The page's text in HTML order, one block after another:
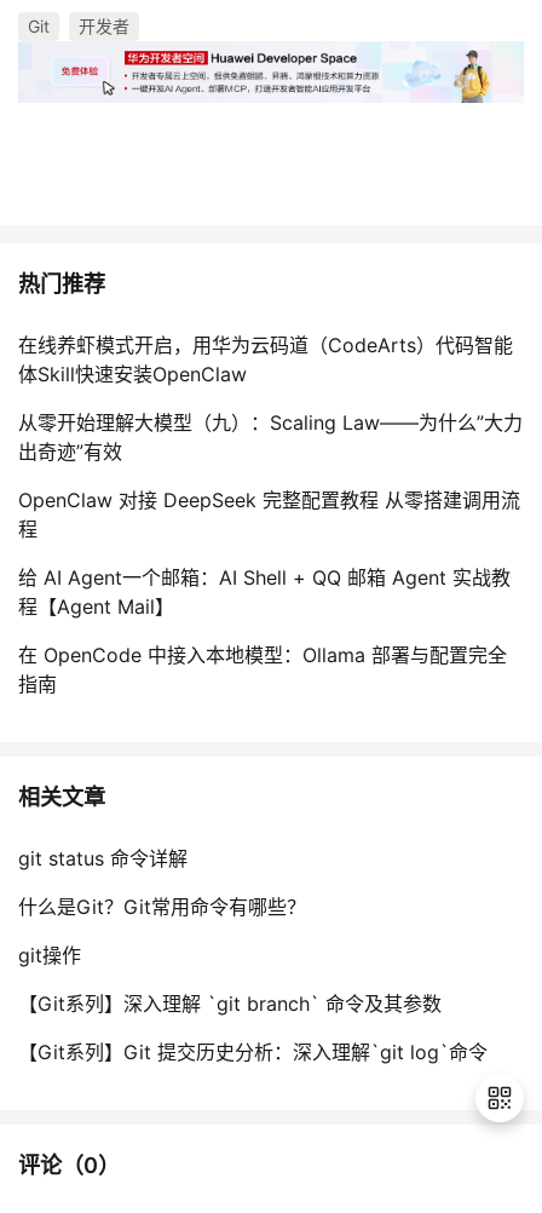
Git 开发者
热门推荐
在线养虾模式开启，用华为云码道（CodeArts）代码智能
体Skill快速安装OpenClaw
从零开始理解大模型（九）：Scaling Law——为什么”大力
出奇迹”有效
OpenClaw 对接 DeepSeek 完整配置教程 从零搭建调用流
程
给 AI Agent一个邮箱：AI Shell + QQ 邮箱 Agent 实战教
程【Agent Mail】
在 OpenCode 中接入本地模型：Ollama 部署与配置完全
指南
相关文章
git status 命令详解
什么是Git？Git常用命令有哪些？
git操作
【Git系列】深入理解 `git branch` 命令及其参数
【Git系列】Git 提交历史分析：深入理解`git log`命令
评论（0）